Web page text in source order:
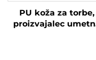
PU koža za torbe,
proizvajalec